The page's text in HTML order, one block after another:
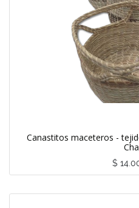
Canastitos maceteros -
$